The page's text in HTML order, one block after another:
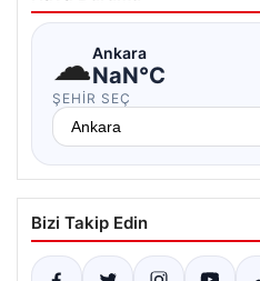
☁Ankara
NaN°C
ŞEHIR SEÇ
Bizi Takip Edin